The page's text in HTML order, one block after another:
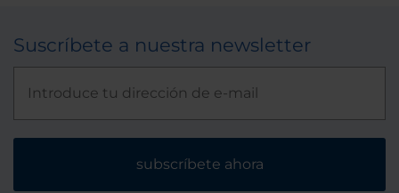
Suscríbete a nuestra newsletter
subscríbete ahora